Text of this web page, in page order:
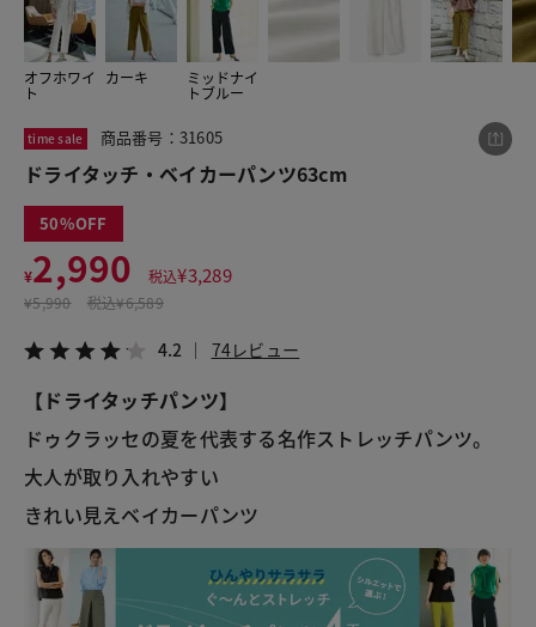
オフホワイ
ト
カーキ ミッドナイ
トブルー
time sale 商品番号：31605
ドライタッチ・ベイカーパンツ63cm
50
¥2,990 税込¥3,289
¥5,990 税込¥6,589
4.2 74レビュー
【ドライタッチパンツ】
ドゥクラッセの夏を代表する名作ストレッチパンツ。
大人が取り入れやすい
きれい見えベイカーパンツ
この商品をシェアする
¥2,990
税込¥3,289
LINE X メール